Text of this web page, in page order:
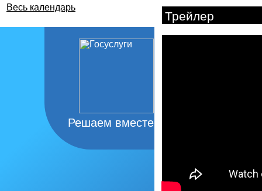
Весь календарь
Решаем вместе
Трейлер